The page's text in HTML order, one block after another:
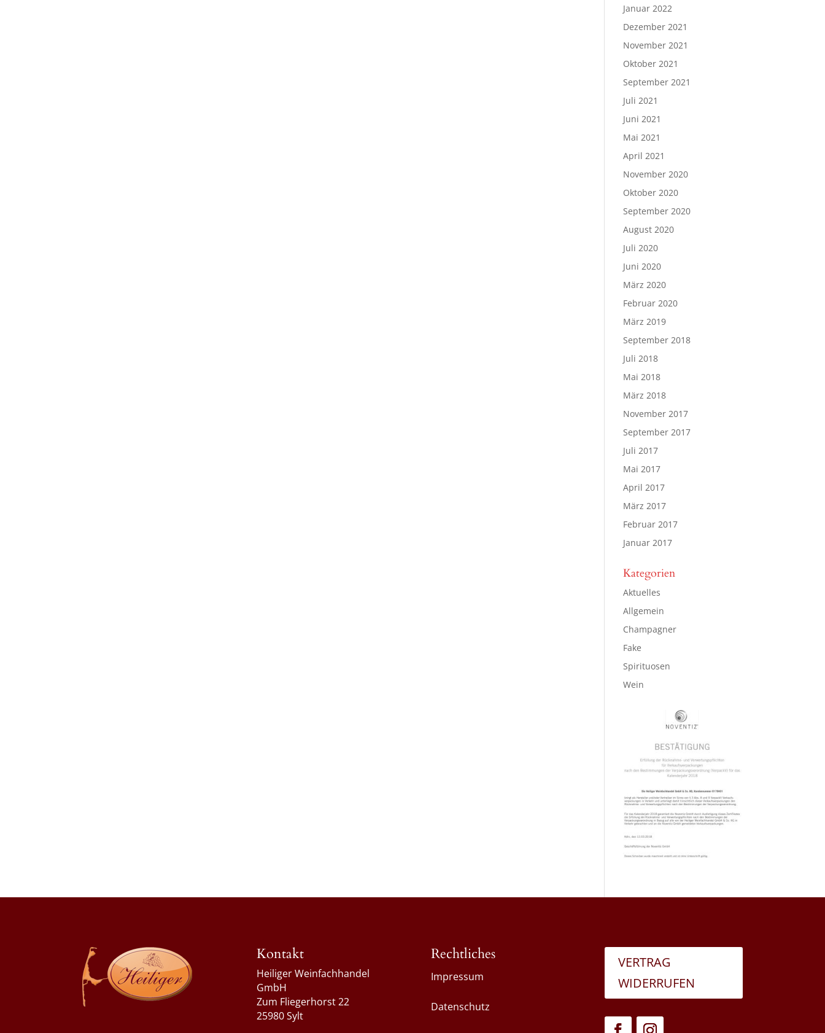
Januar 2022
Dezember 2021
November 2021
Oktober 2021
September 2021
Juli 2021
Juni 2021
Mai 2021
April 2021
November 2020
Oktober 2020
September 2020
August 2020
Juli 2020
Juni 2020
März 2020
Februar 2020
März 2019
September 2018
Juli 2018
Mai 2018
März 2018
November 2017
September 2017
Juli 2017
Mai 2017
April 2017
März 2017
Februar 2017
Januar 2017
Kategorien
Aktuelles
Allgemein
Champagner
Fake
Spirituosen
Wein
Kontakt
Heiliger Weinfachhandel
GmbH
Zum Fliegerhorst 22
25980 Sylt
Rechtliches
Impressum
Datenschutz
VERTRAG
WIDERRUFEN